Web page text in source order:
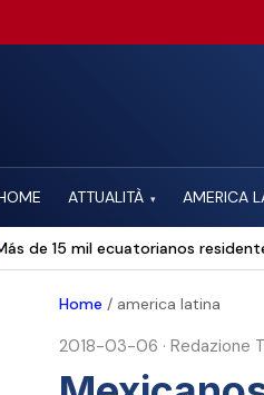
ATTUALITÀ ▾ AMERICA
de 15 mil ecuatorianos
Home / america latina
2018-03-06 · Redazione